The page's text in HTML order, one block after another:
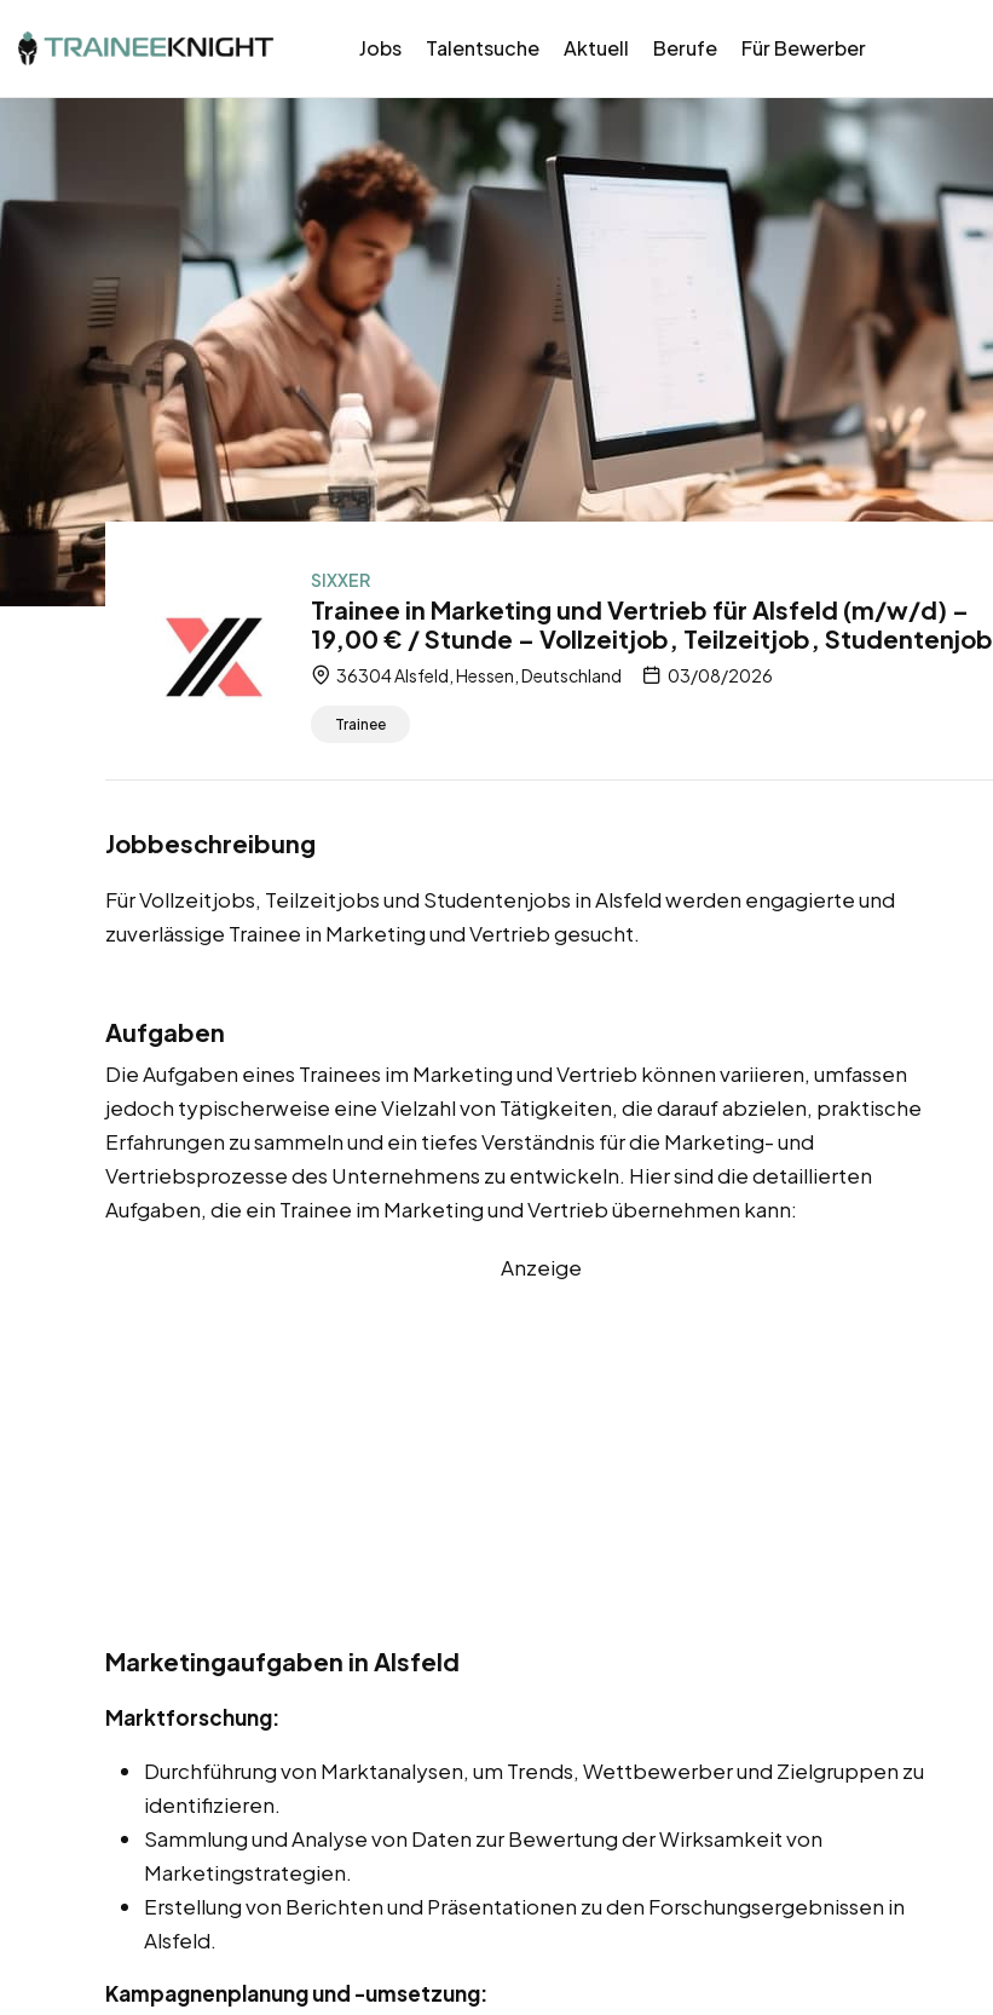
Jobs Talentsuche Aktuell Berufe Für Bewerber
SIXXER
Trainee in Marketing und Vertrieb für Alsfeld (m/w/d) –
19,00 € / Stunde – Vollzeitjob, Teilzeitjob, Studentenjob
36304 Alsfeld, Hessen, Deutschland 03/08/2026
Trainee
Jobbeschreibung
Für Vollzeitjobs, Teilzeitjobs und Studentenjobs in Alsfeld werden engagierte und
zuverlässige Trainee in Marketing und Vertrieb gesucht.
Aufgaben
Die Aufgaben eines Trainees im Marketing und Vertrieb können variieren, umfassen
jedoch typischerweise eine Vielzahl von Tätigkeiten, die darauf abzielen, praktische
Erfahrungen zu sammeln und ein tiefes Verständnis für die Marketing- und
Vertriebsprozesse des Unternehmens zu entwickeln. Hier sind die detaillierten
Aufgaben, die ein Trainee im Marketing und Vertrieb übernehmen kann:
Anzeige
Marketingaufgaben in Alsfeld
Marktforschung:
Durchführung von Marktanalysen, um Trends, Wettbewerber und Zielgruppen zu
identifizieren.
Sammlung und Analyse von Daten zur Bewertung der Wirksamkeit von
Marketingstrategien.
Erstellung von Berichten und Präsentationen zu den Forschungsergebnissen in
Alsfeld.
Kampagnenplanung und -umsetzung: